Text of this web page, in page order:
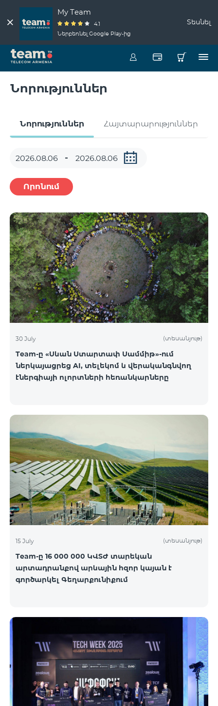
My Team
4.1
Ներբեռնել Google Play-ից
Տեսնել
Նորություններ
Նորություններ Հայտարարություններ
Որոնում
30 July (տեսանյութ)
Team-ը «Սևան Ստարտափ Սամմիթ»-ում
ներկայացրեց AI, տելեկոմ և վերականգնվող
էներգիայի ոլորտների հեռանկարները
15 July (տեսանյութ)
Team-ը 16 000 000 ԿՎՏԺ տարեկան
արտադրանքով արևային հզոր կայան է
գործարկել Գեղարքունիքում